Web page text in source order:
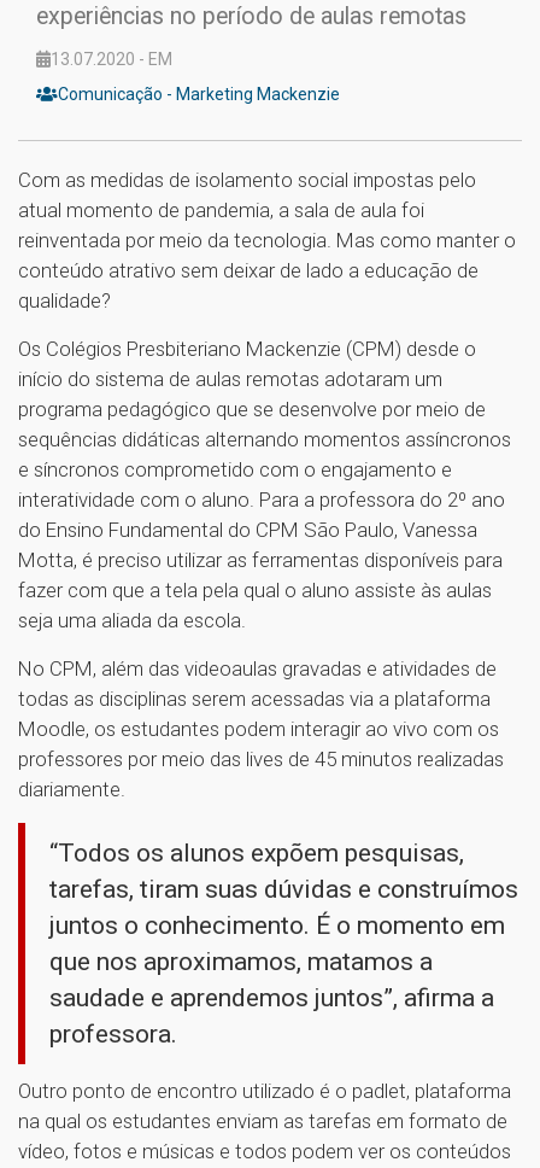
experiências no período de aulas remotas
13.07.2020 - EM
Comunicação - Marketing Mackenzie
Com as medidas de isolamento social impostas pelo
atual momento de pandemia, a sala de aula foi
reinventada por meio da tecnologia. Mas como manter o
conteúdo atrativo sem deixar de lado a educação de
qualidade?
Os Colégios Presbiteriano Mackenzie (CPM) desde o
início do sistema de aulas remotas adotaram um
programa pedagógico que se desenvolve por meio de
sequências didáticas alternando momentos assíncronos
e síncronos comprometido com o engajamento e
interatividade com o aluno. Para a professora do 2º ano
do Ensino Fundamental do CPM São Paulo, Vanessa
Motta, é preciso utilizar as ferramentas disponíveis para
fazer com que a tela pela qual o aluno assiste às aulas
seja uma aliada da escola.
No CPM, além das videoaulas gravadas e atividades de
todas as disciplinas serem acessadas via a plataforma
Moodle, os estudantes podem interagir ao vivo com os
professores por meio das lives de 45 minutos realizadas
diariamente.
“Todos os alunos expõem pesquisas,
tarefas, tiram suas dúvidas e construímos
juntos o conhecimento. É o momento em
que nos aproximamos, matamos a
saudade e aprendemos juntos”, afirma a
professora.
Outro ponto de encontro utilizado é o padlet, plataforma
na qual os estudantes enviam as tarefas em formato de
vídeo, fotos e músicas e todos podem ver os conteúdos